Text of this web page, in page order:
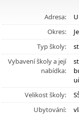
Adresa:
Okres:
Typ školy:
Vybavení školy a její
nabídka:
Velikost školy:
Ubytování: